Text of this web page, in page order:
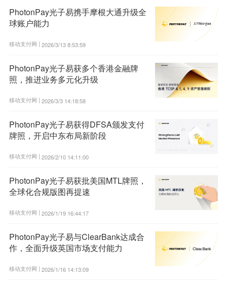
PhotonPay光子易携手摩根大通升级全
球账户能力
移动支付网 | 2026/3/13 8:53:59
PhotonPay光子易获多个香港金融牌
照，推进业务多元化升级
移动支付网 | 2026/3/3 14:18:58
PhotonPay光子易获得DFSA颁发支付
牌照，开启中东布局新阶段
移动支付网 | 2026/2/10 14:11:00
PhotonPay光子易获批美国MTL牌照，
全球化合规版图再提速
移动支付网 | 2026/1/19 16:44:17
PhotonPay光子易与ClearBank达成合
作，全面升级英国市场支付能力
移动支付网 | 2026/1/16 14:13:09